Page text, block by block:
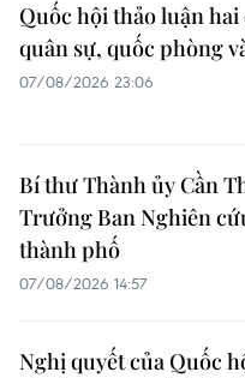
Quốc hội thảo luận
quân sự, quốc phòng
07/08/2026 23:06
Bí thư Thành ủy Cần
Trưởng Ban Nghiên
thành phố
07/08/2026 14:57
Nghị quyết của Quốc